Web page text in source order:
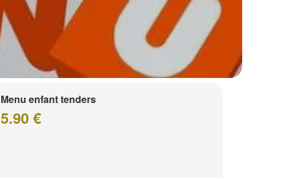
Menu enfant tenders
5.90 €